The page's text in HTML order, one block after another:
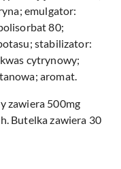
emulgator:
80;
stabilizator:
cytrynowy;
aromat.
zawiera 500mg
Butelka zawiera 30